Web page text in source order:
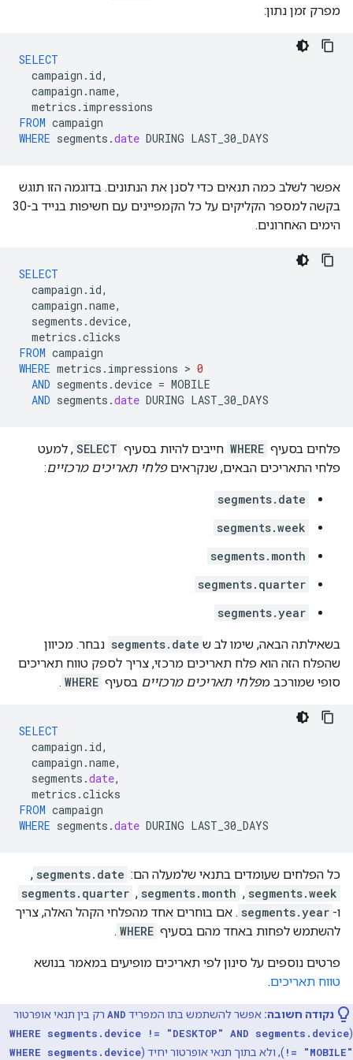
מפרק זמן נתון:
SELECT
campaign . id,
campaign .name,
metrics . impressions
FROM campaign
WHERE segments .date DURING LAST_30_DAYS
אפשר לשלב כמה תנאים כדי לסנן את הנתונים. בדוגמה הזו תוגש
בקשה למספר הקליקים על כל הקמפיינים עם חשיפות בנייד ב-30
הימים האחרונים.
SELECT
campaign . id,
campaign .name,
segments .device,
metrics .clicks
FROM campaign
WHERE metrics . impressions > 0
AND segments .device = MOBILE
AND segments .date DURING LAST_30_DAYS
פלחים בסעיף WHERE חייבים להיות בסעיף SELECT , למעט
פלחי התאריכים הבאים, שנקראיםפלחי תאריכים מרכזיים:
segments.date
segments.week
segments.month
segments.quarter
segments.year
בשאילתה הבאה, שימו לב ש segments.date נבחר. מכיוון
שהפלח הזה הוא פלח תאריכים מרכזי, צריך לספק טווח תאריכים
סופי שמורכב מפלחי תאריכים מרכזיים בסעיף WHERE
.
SELECT
campaign . id,
campaign .name,
segments .date,
metrics .clicks
FROM campaign
WHERE segments .date DURING LAST_30_DAYS
כל הפלחים שעומדים בתנאי שלמעלה הם: segments.date
,‏
segments.week
,‏
segments.month
,‏
segments.quarter
ו- segments.year . אם בוחרים אחד מהפלחי הקהל האלה, צריך
להשתמש לפחות באחד מהם בסעיף WHERE
.
פרטים נוספים על סינון לפי תאריכים מופיעים במאמר בנושא
טווח תאריכים.
נקודה חשובה: אפשר להשתמש בתו המפריד AND רק בין תנאי אופרטור
(
WHERE segments.device != "DESKTOP" AND segments.device
!= "MOBILE" ), ולא בתוך תנאי אופרטור יחיד (WHERE segments.device